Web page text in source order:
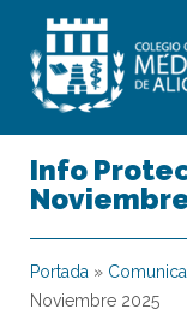
Info
Portada »
Noviembre 2025